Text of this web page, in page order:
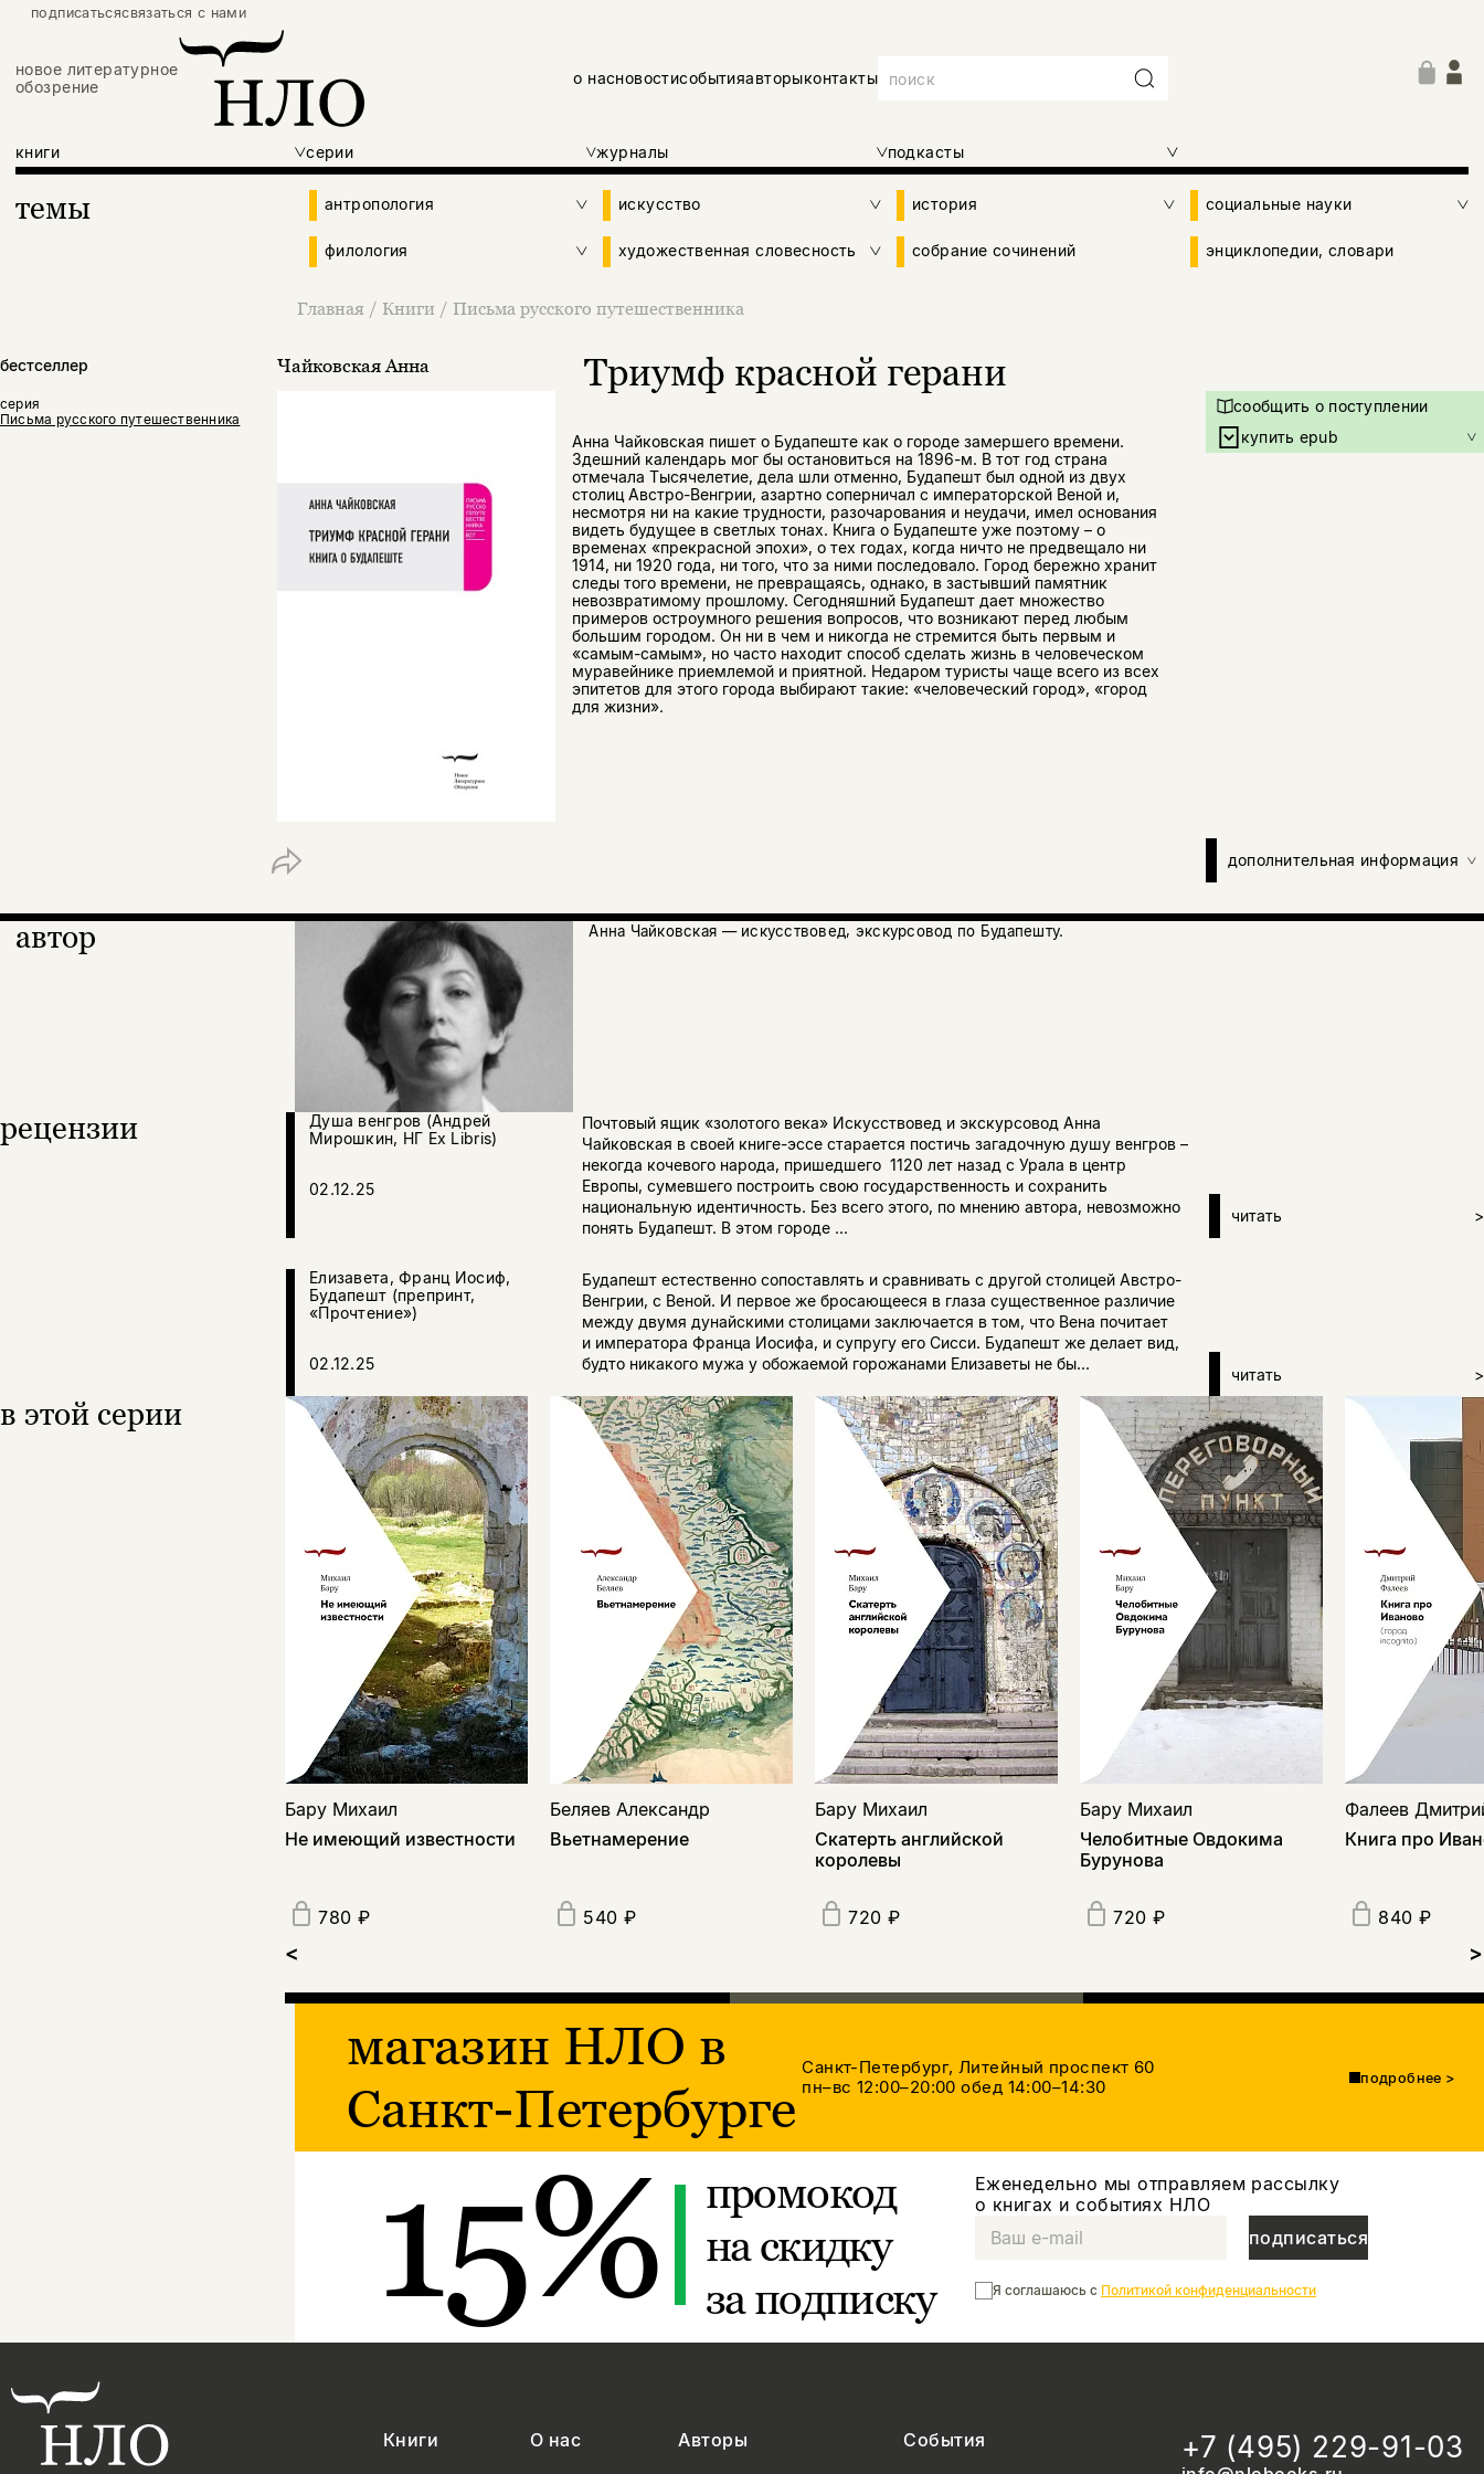
подписатьсясвязаться с нами
новое литературное
обозрение
о насновостисобытияавторыконтакты
книги серии журналы подкасты
темы антропология искусство история социальные науки
филология художественная словесность собрание сочинений энциклопедии, словари
Главная / Книги / Письма русского путешественника
бестселлер
серия
Письма русского путешественника
Чайковская Анна Триумф красной герани
Анна Чайковская пишет о Будапеште как о городе замершего времени.
Здешний календарь мог бы остановиться на 1896-м. В тот год страна
отмечала Тысячелетие, дела шли отменно, Будапешт был одной из двух
столиц Австро-Венгрии, азартно соперничал с императорской Веной и,
несмотря ни на какие трудности, разочарования и неудачи, имел основания
видеть будущее в светлых тонах. Книга о Будапеште уже поэтому – о
временах «прекрасной эпохи», о тех годах, когда ничто не предвещало ни
1914, ни 1920 года, ни того, что за ними последовало. Город бережно хранит
следы того времени, не превращаясь, однако, в застывший памятник
невозвратимому прошлому. Сегодняшний Будапешт дает множество
примеров остроумного решения вопросов, что возникают перед любым
большим городом. Он ни в чем и никогда не стремится быть первым и
«самым-самым», но часто находит способ сделать жизнь в человеческом
муравейнике приемлемой и приятной. Недаром туристы чаще всего из всех
эпитетов для этого города выбирают такие: «человеческий город», «город
для жизни».
сообщить о поступлении
купить epub
дополнительная информация
автор Анна Чайковская — искусствовед, экскурсовод по Будапешту.
рецензии
Душа венгров (Андрей
Мирошкин, НГ Ex Libris)
02.12.25
Почтовый ящик «золотого века» Искусствовед и экскурсовод Анна
Чайковская в своей книге-эссе старается постичь загадочную душу венгров –
некогда кочевого народа, пришедшего 1120 лет назад с Урала в центр
Европы, сумевшего построить свою государственность и сохранить
национальную идентичность. Без всего этого, по мнению автора, невозможно
понять Будапешт. В этом городе ...
читать >
Елизавета, Франц Иосиф,
Будапешт (препринт,
«Прочтение»)
02.12.25
Будапешт естественно сопоставлять и сравнивать с другой столицей Австро-
Венгрии, с Веной. И первое же бросающееся в глаза существенное различие
между двумя дунайскими столицами заключается в том, что Вена почитает
и императора Франца Иосифа, и супругу его Сисси. Будапешт же делает вид,
будто никакого мужа у обожаемой горожанами Елизаветы не бы...
читать >
в этой серии
Бару Михаил
Не имеющий известности
780 ₽
Беляев Александр
Вьетнамерение
540 ₽
Бару Михаил
Скатерть английской
королевы
720 ₽
Бару Михаил
Челобитные Овдокима
Бурунова
720 ₽
Фалеев
Книга про
840 ₽
< >
магазин НЛО в
Санкт-Петербурге
Санкт-Петербург, Литейный проспект 60
пн–вс 12:00–20:00обед 14:00–14:30 подробнее >
15%
промокод
на скидку
за подписку
Еженедельно мы отправляем рассылку
о книгах и событиях НЛО
подписаться
Я соглашаюсь с Политикой конфиденциальности
Книги О нас Авторы
События
+7 (495) 229-91-03